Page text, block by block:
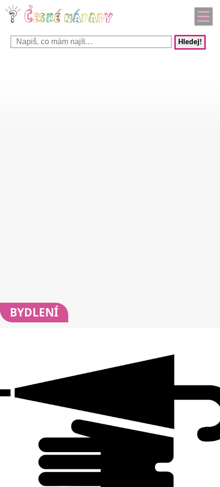
Hledej!
BYDLENÍ